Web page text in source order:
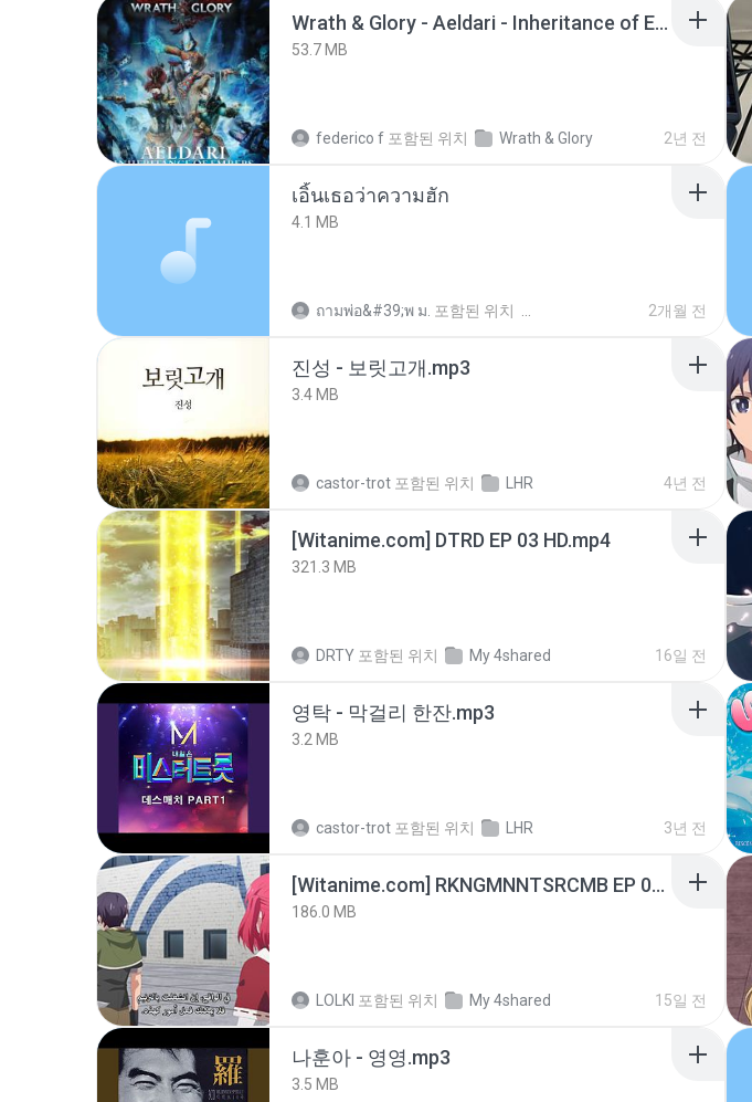
Wrath & Glory - Aeldari - Inheritance of Embers.pdf
53.7 MB
federico f 포함된 위치 Wrath & Glory 2년 전
เอิ้นเธอว่าความฮัก
4.1 MB
ถามพ่อ&#39;พ ม. 포함된 위치 2개월 전
진성 - 보릿고개.mp3
3.4 MB
castor-trot 포함된 위치 LHR 4년 전
[Witanime.com] DTRD EP 03 HD.mp4
321.3 MB
DRTY 포함된 위치 My 4shared 16일 전
영탁 - 막걸리 한잔.mp3
3.2 MB
castor-trot 포함된 위치 LHR 3년 전
[Witanime.com] RKNGMNNTSRCMB EP 05 HD.mp4
186.0 MB
LOLKI 포함된 위치 My 4shared 15일 전
나훈아 - 영영.mp3
3.5 MB